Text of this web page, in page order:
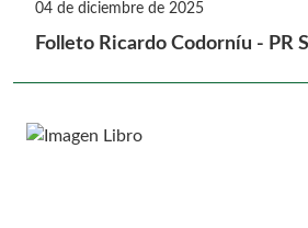
04 de diciembre de 2025
Folleto Ricardo Codorníu - PR